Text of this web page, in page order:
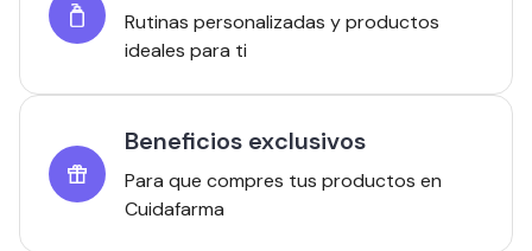
Rutinas personalizadas y productos
ideales para ti
Beneficios exclusivos
Para que compres tus productos en
Cuidafarma